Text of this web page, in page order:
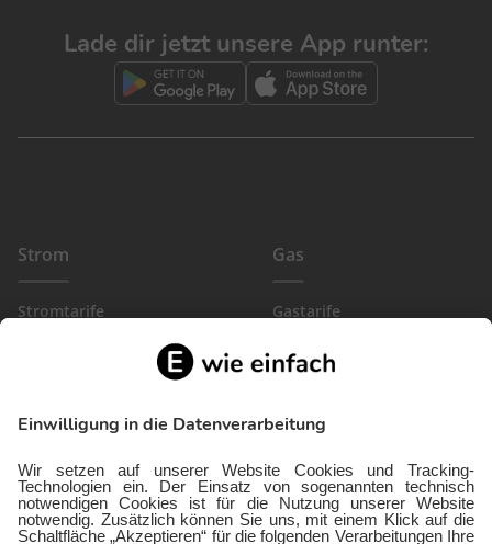
Lade dir jetzt unsere App runter:
Strom
Stromtarife
Wärmestrom
Gewerbestrom
FlexTarif Strom
Gas
Gastarife
Gewerbegas